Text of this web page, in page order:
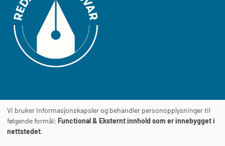
JournalensTILGJENGELIGHETSERKLÆRING
Vi bruker informasjonskapsler og behandler personopplysninger til
følgende formål: Functional & Eksternt innhold som er innebygget i
nettstedet.